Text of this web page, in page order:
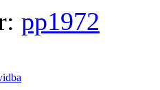
pp1972